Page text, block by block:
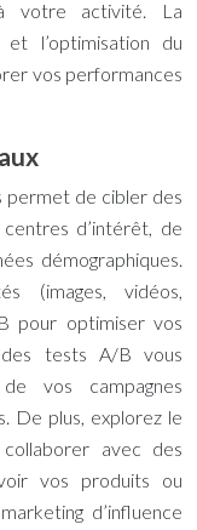
votre activité. La
et l’optimisation du
vos performances
permet de cibler des
d’intérêt, de
démographiques.
(images, vidéos,
pour optimiser vos
tests A/B vous
vos campagnes
De plus, explorez le
avec des
vos produits ou
d’influence